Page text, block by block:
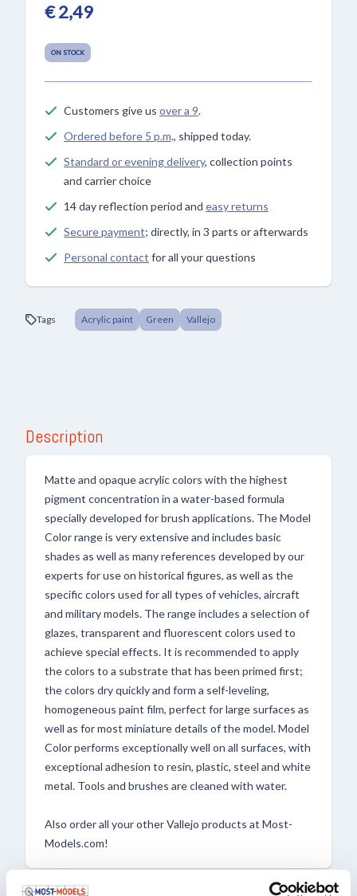
€ 2,49
ON STOCK
Customers give us over a 9.
Ordered before 5 p.m., shipped today.
Standard or evening delivery, collection points
and carrier choice
14 day reflection period and easy returns
Secure payment; directly, in 3 parts or afterwards
Personal contact for all your questions
Tags Acrylic paint Green Vallejo
Description
Matte and opaque acrylic colors with the highest
pigment concentration in a water-based formula
specially developed for brush applications. The Model
Color range is very extensive and includes basic
shades as well as many references developed by our
experts for use on historical figures, as well as the
specific colors used for all types of vehicles, aircraft
and military models. The range includes a selection of
glazes, transparent and fluorescent colors used to
achieve special effects. It is recommended to apply
the colors to a substrate that has been primed first;
the colors dry quickly and form a self-leveling,
homogeneous paint film, perfect for large surfaces as
well as for most miniature details of the model. Model
Color performs exceptionally well on all surfaces, with
exceptional adhesion to resin, plastic, steel and white
metal. Tools and brushes are cleaned with water.
Also order all your other Vallejo products at Most-
Models.com!